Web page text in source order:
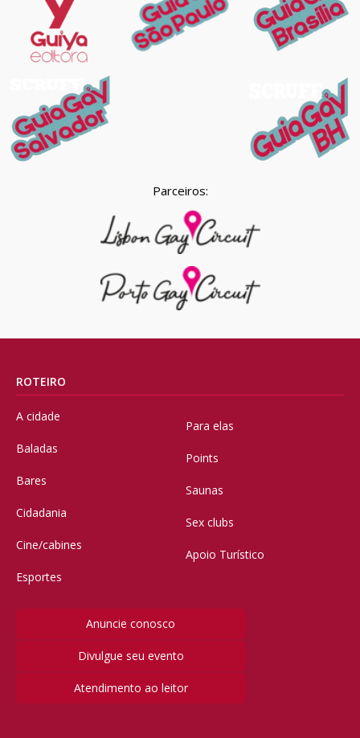
Parceiros:
ROTEIRO
A cidade
Baladas
Bares
Cidadania
Cine/cabines
Esportes
Para elas
Points
Saunas
Sex clubs
Apoio Turístico
Anuncie conosco
Divulgue seu evento
Atendimento ao leitor